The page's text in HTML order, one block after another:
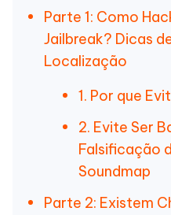
Parte 1: Como
Jailbreak? Dicas
Localização
1. Por que
2. Evite Ser
Falsificação
Soundmap
Parte 2: Existem